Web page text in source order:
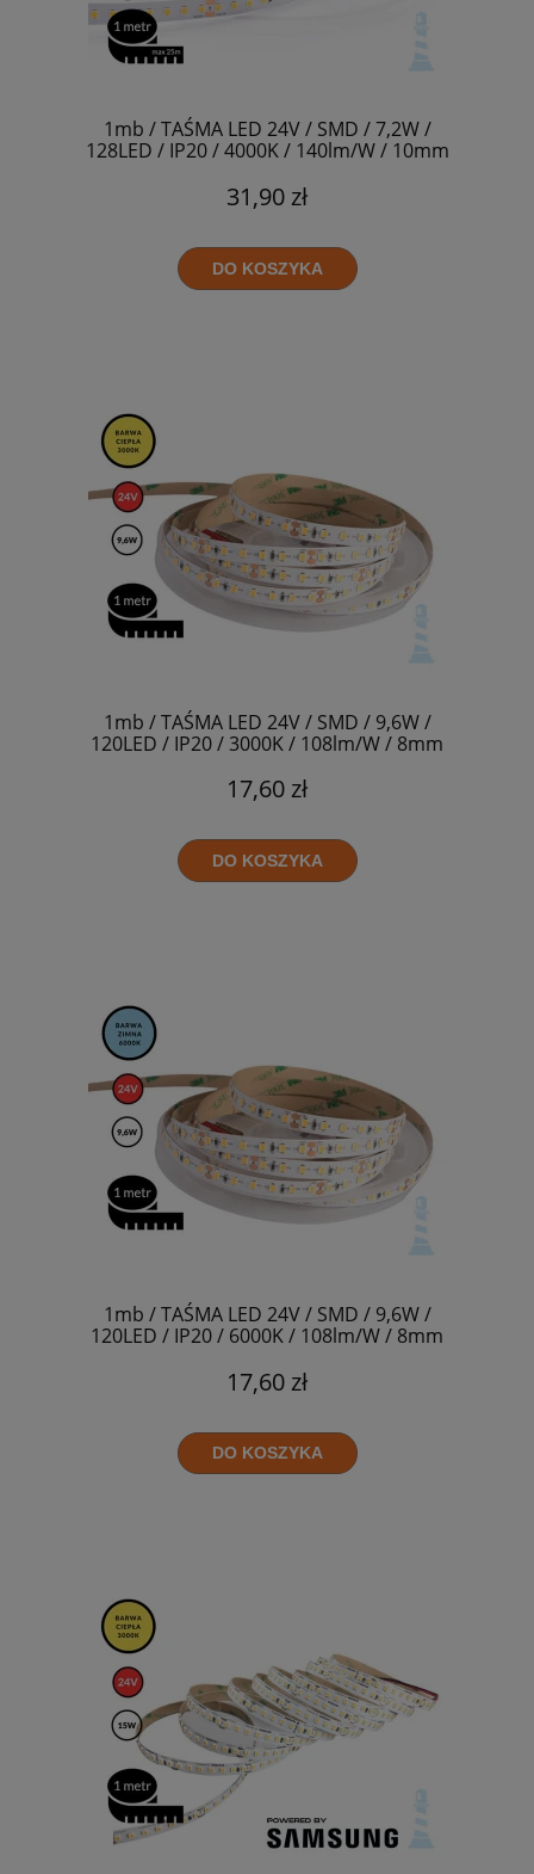
1mb / TAŚMA LED 24V / SMD / 7,2W /
128LED / IP20 / 4000K / 140lm/W / 10mm
31,90 zł
DO KOSZYKA
1mb / TAŚMA LED 24V / SMD / 9,6W /
120LED / IP20 / 3000K / 108lm/W / 8mm
17,60 zł
DO KOSZYKA
1mb / TAŚMA LED 24V / SMD / 9,6W /
120LED / IP20 / 6000K / 108lm/W / 8mm
17,60 zł
DO KOSZYKA